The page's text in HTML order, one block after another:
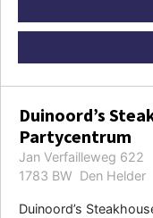
Duinoord’s
Partycentrum
Jan Verfailleweg 622
1783 BW Den Helder
Duinoord’s